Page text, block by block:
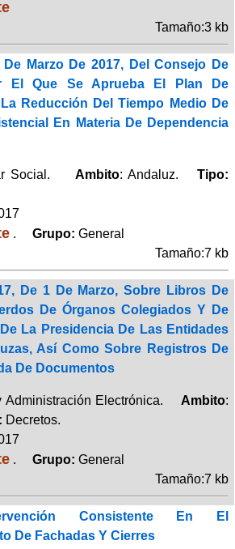
Tamaño:3 kb
Marzo De 2017, Del Consejo De
El Que Se Aprueba El Plan De
Reducción Del Tiempo Medio De
En Materia De Dependencia
Social. Ambito: Andaluz.Tipo:
. Grupo: General
Tamaño:7 kb
De 1 De Marzo, Sobre Libros De
De Órganos Colegiados Y De
La Presidencia De Las Entidades
Así Como Sobre Registros De
De Documentos
Administración Electrónica. Ambito:
Decretos.
. Grupo: General
Tamaño:7 kb
Consistente En El
De Fachadas Y Cierres